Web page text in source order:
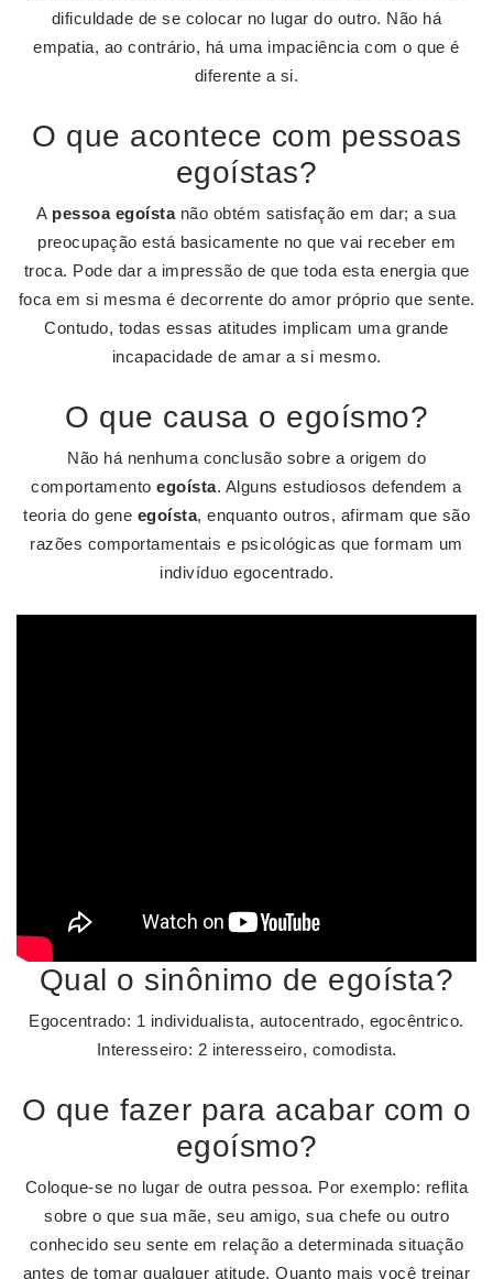
dificuldade de se colocar no lugar do outro. Não há
empatia, ao contrário, há uma impaciência com o que é
diferente a si.
O que acontece com pessoas
egoístas?
A pessoa egoístanão obtém satisfação em dar; a sua
preocupação está basicamente no que vai receber em
troca. Pode dar a impressão de que toda esta energia que
foca em si mesma é decorrente do amor próprio que sente.
Contudo, todas essas atitudes implicam uma grande
incapacidade de amar a si mesmo.
O que causa o egoísmo?
Não há nenhuma conclusão sobre a origem do
comportamentoegoísta. Alguns estudiosos defendem a
teoria do gene egoísta, enquanto outros, afirmam que são
razões comportamentais e psicológicas que formam um
indivíduo egocentrado.
Qual o sinônimo de egoísta?
Egocentrado: 1 individualista, autocentrado, egocêntrico.
Interesseiro: 2 interesseiro, comodista.
O que fazer para acabar com o
egoísmo?
Coloque-se no lugar de outra pessoa. Por exemplo: reflita
sobre o que sua mãe, seu amigo, sua chefe ou outro
conhecido seu sente em relação a determinada situação
antes de tomar qualquer atitude. Quanto mais você treinar